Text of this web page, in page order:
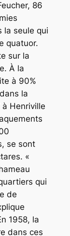
86
la seule qui
quatuor.
sur la
À la
à 90%
la
Henriville
se sont
«
qui
de
1958, la
dans ces